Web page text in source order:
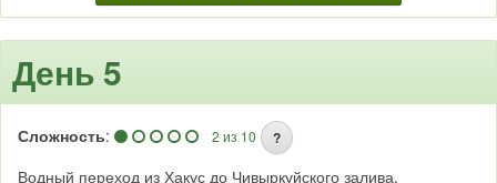
День 5
Сложность: 2 из 10 ?
Водный переход из Хакус до Чивыркуйского залива.